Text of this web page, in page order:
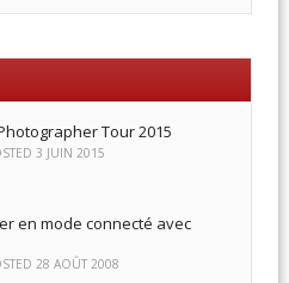
Tour 2015
3 JUIN 2015
en mode connecté avec
28 AOÛT 2008